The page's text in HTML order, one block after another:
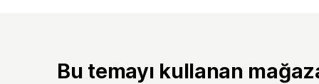
Bu temayı kullanan